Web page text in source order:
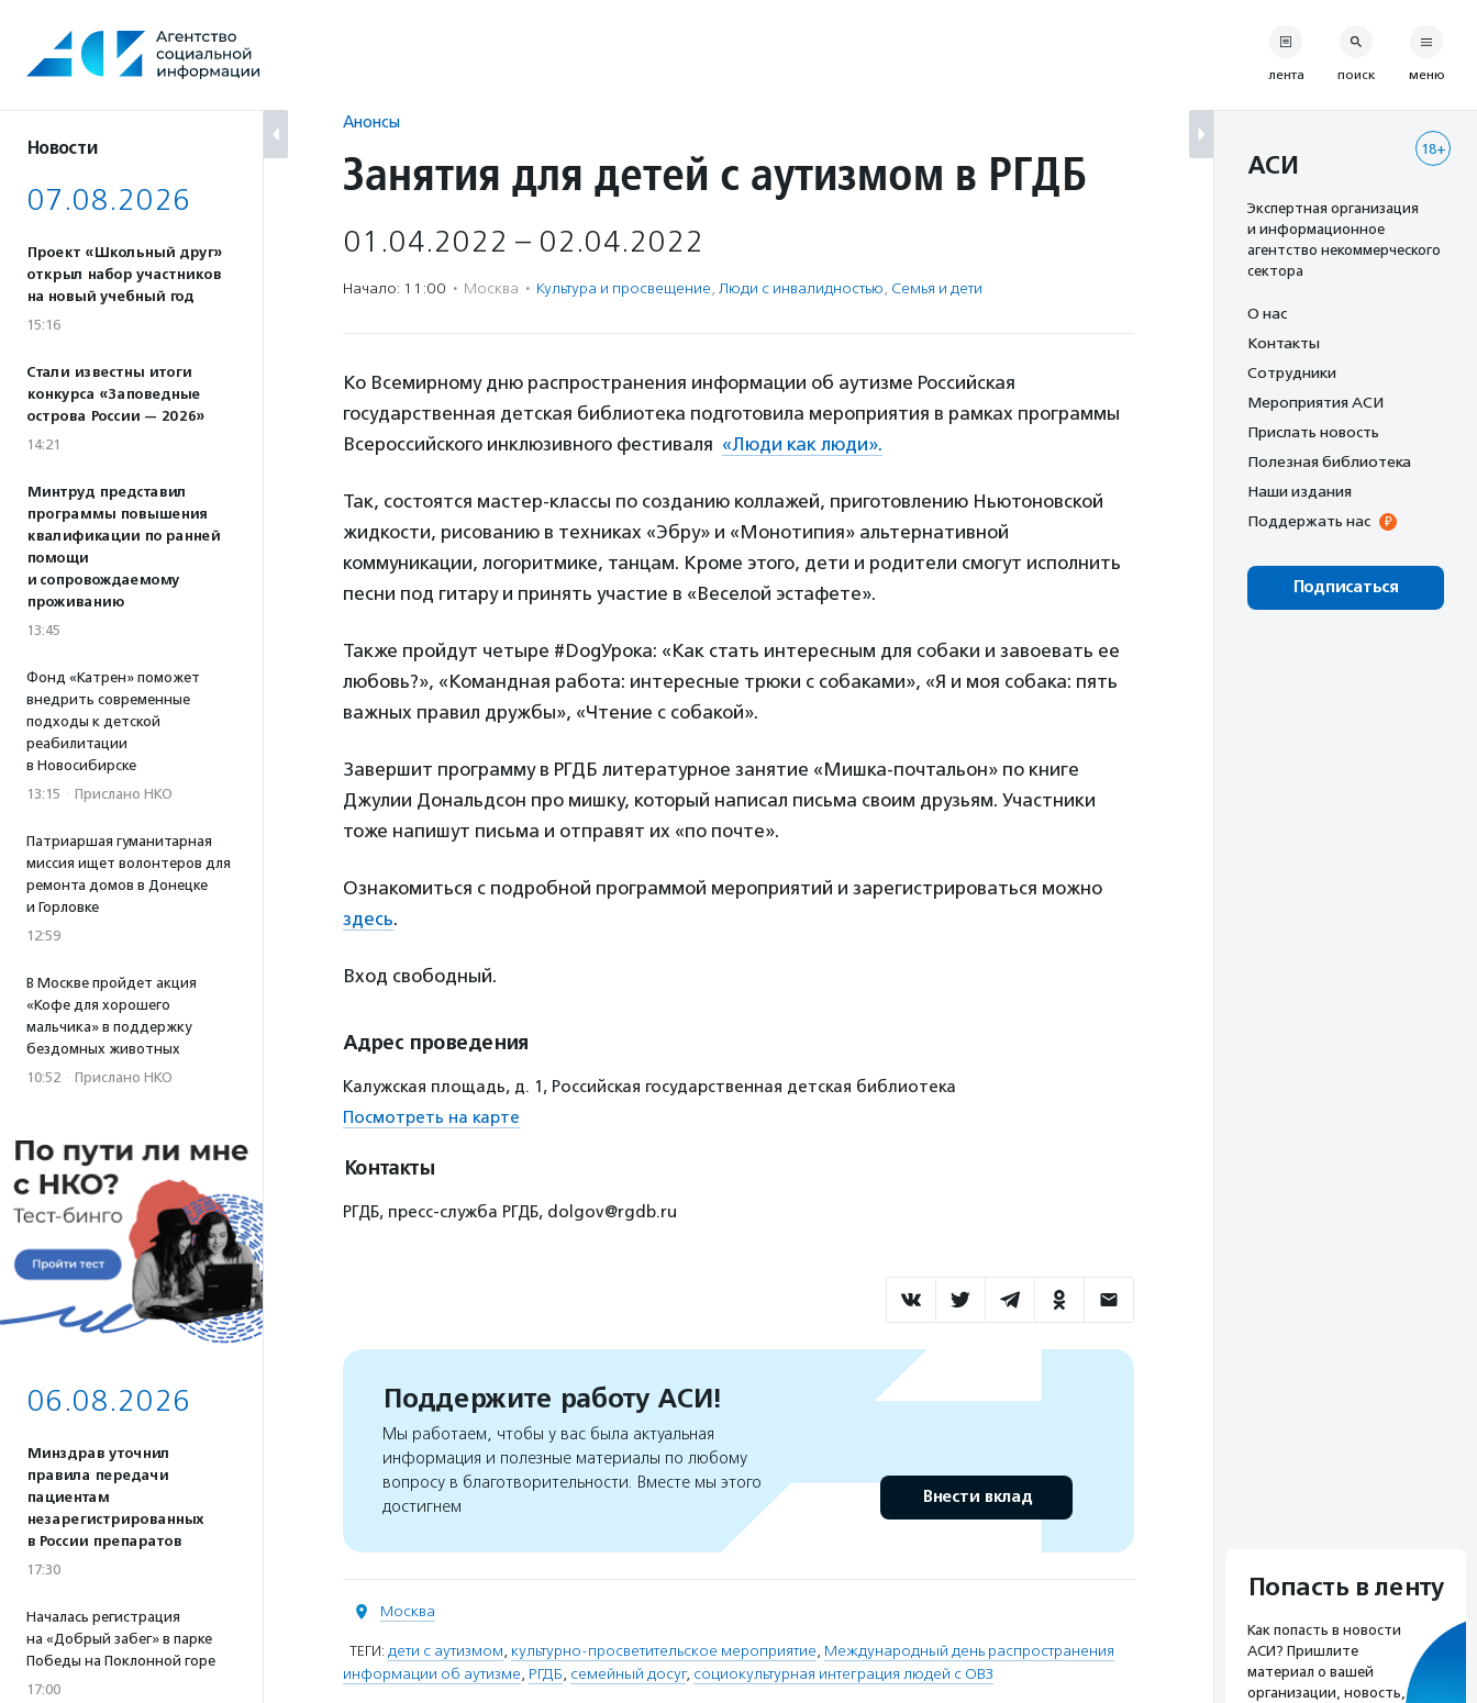
содержанию
Новости
07.08.2026
Проект «Школьный друг»
открыл набор участников
на новый учебный год
15:16
Стали известны итоги
конкурса «Заповедные
острова России — 2026»
14:21
Минтруд представил
программы повышения
квалификации по ранней
помощи
и сопровождаемому
проживанию
13:45
Фонд «Катрен» поможет
внедрить современные
подходы к детской
реабилитации
в Новосибирске
13:15 · Прислано НКО
Патриаршая гуманитарная
миссия ищет волонтеров для
ремонта домов в Донецке
и Горловке
12:59
В Москве пройдет акция
«Кофе для хорошего
мальчика» в поддержку
бездомных животных
10:52 · Прислано НКО
06.08.2026
Минздрав уточнил
правила передачи
пациентам
незарегистрированных
в России препаратов
17:30
Началась регистрация
на «Добрый забег» в парке
Победы на Поклонной горе
17:00
Анонсы
Занятия для детей с аутизмом в РГДБ
01.04.2022 – 02.04.2022
Начало: 11:00 · Москва · Культура и просвещение, Люди с инвалидностью, Семья и дети
Ко Всемирному дню распространения информации об аутизме Российская
государственная детская библиотека подготовила мероприятия в рамках программы
Всероссийского инклюзивного фестиваля «Люди как люди».
Так, состоятся мастер-классы по созданию коллажей, приготовлению Ньютоновской
жидкости, рисованию в техниках «Эбру» и «Монотипия» альтернативной
коммуникации, логоритмике, танцам. Кроме этого, дети и родители смогут исполнить
песни под гитару и принять участие в «Веселой эстафете».
Также пройдут четыре #DogУрока: «Как стать интересным для собаки и завоевать ее
любовь?», «Командная работа: интересные трюки с собаками», «Я и моя собака: пять
важных правил дружбы», «Чтение с собакой».
Завершит программу в РГДБ литературное занятие «Мишка-почтальон» по книге
Джулии Дональдсон про мишку, который написал письма своим друзьям. Участники
тоже напишут письма и отправят их «по почте».
Ознакомиться с подробной программой мероприятий и зарегистрироваться можно
здесь.
Вход свободный.
Адрес проведения
Калужская площадь, д. 1, Российская государственная детская библиотека
Посмотреть на карте
Контакты
РГДБ, пресс-служба РГДБ, dolgov@rgdb.ru
Поддержите работу АСИ!
Мы работаем, чтобы у вас была актуальная
информация и полезные материалы по любому
вопросу в благотворительности. Вместе мы этого
достигнем
Внести вклад
Москва
ТЕГИ: дети с аутизмом, культурно-просветительское мероприятие, Международный день распространения
информации об аутизме, РГДБ, семейный досуг, социокультурная интеграция людей с ОВЗ
лента поиск меню
18+
АСИ
Экспертная организация
и информационное
агентство некоммерческого
сектора
О нас
Контакты
Сотрудники
Мероприятия АСИ
Прислать новость
Полезная библиотека
Наши издания
Поддержать нас
Подписаться
Попасть в ленту
Как попасть в новости
АСИ? Пришлите
материал о вашей
организации, новость,